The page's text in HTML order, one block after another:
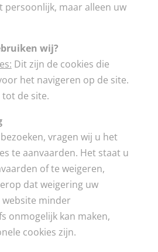
persoonlijk, maar alleen uw
wij?
Dit zijn de cookies die
het navigeren op de site.
tot de site.
vragen wij u het
te aanvaarden. Het staat u
of te weigeren,
dat weigering uw
minder
onmogelijk kan maken,
cookies zijn.